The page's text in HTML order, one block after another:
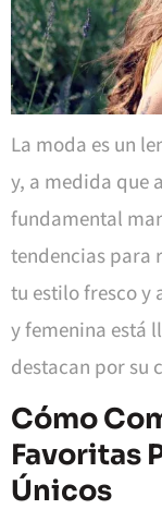
La moda es un
y, a medida que
fundamental
tendencias para
tu estilo fresco y
y femenina está
destacan por
Cómo
Favoritas
Únicos